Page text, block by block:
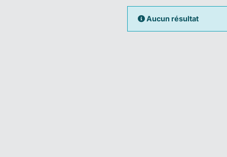
Aucun résultat